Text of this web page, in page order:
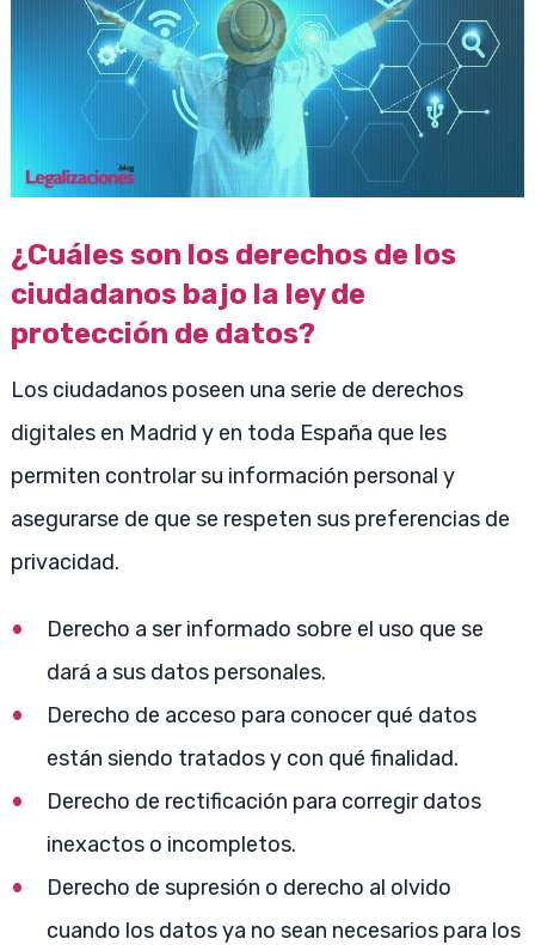
¿Cuáles son los derechos de los
ciudadanos bajo la ley de
protección de datos?
Los ciudadanos poseen una serie de derechos
digitales en Madrid y en toda España que les
permiten controlar su información personal y
asegurarse de que se respeten sus preferencias de
privacidad.
Derecho a ser informado sobre el uso que se
dará a sus datos personales.
Derecho de acceso para conocer qué datos
están siendo tratados y con qué finalidad.
Derecho de rectificación para corregir datos
inexactos o incompletos.
Derecho de supresión o derecho al olvido
cuando los datos ya no sean necesarios para los